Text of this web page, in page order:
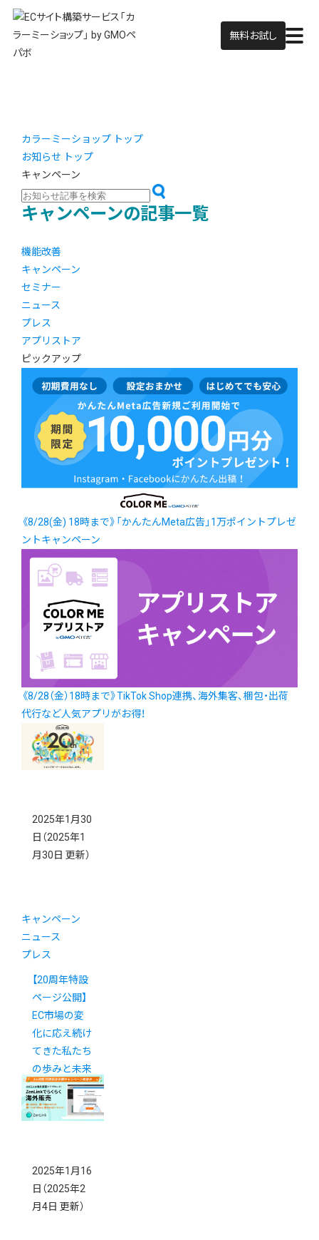
無料お試し
カラーミーショップ トップ
お知らせ トップ
キャンペーン
キャンペーンの記事一覧
機能改善
キャンペーン
セミナー
ニュース
プレス
アプリストア
ピックアップ
《8/28(金) 18時まで》「かんたんMeta広告」1万ポイントプレゼ
ントキャンペーン
《8/28（金）18時まで》TikTok Shop連携、海外集客、梱包・出荷
代行など人気アプリがお得！
2025年1月30
日 （2025年1
月30日 更新）
キャンペーン
ニュース
プレス
【20周年特設
ページ公開】
EC市場の変
化に応え続け
てきた私たち
の歩みと未来
への展望
2025年1月16
日 （2025年2
月4日 更新）